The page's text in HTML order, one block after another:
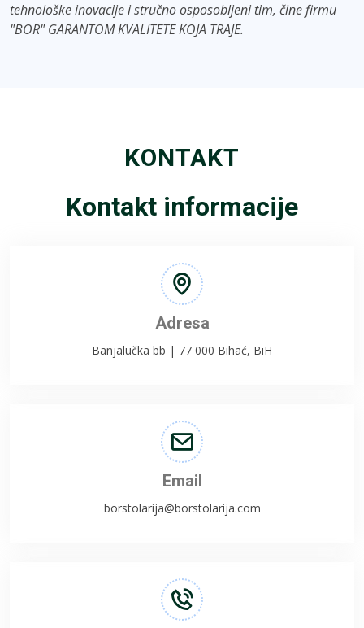
tehnološke inovacije i stručno osposobljeni tim, čine firmu
"BOR" GARANTOM KVALITETE KOJA TRAJE.
KONTAKT
Kontakt informacije
Adresa
Banjalučka bb | 77 000 Bihać, BiH
Email
borstolarija@borstolarija.com